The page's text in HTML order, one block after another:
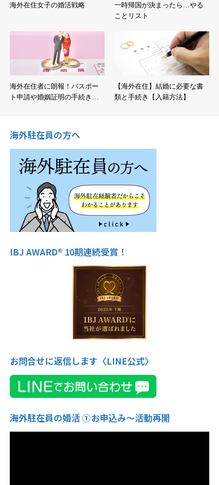
海外在住女子の婚活戦略
一時帰国が決まったら…やる
ことリスト
海外在住者に朗報！パスポー
ト申請や婚姻証明の手続き…
【海外在住】結婚に必要な書
類と手続き【入籍方法】
海外駐在員の方へ
IBJ AWARD® 10期連続受賞！
お問合せに返信します〈LINE公式〉
海外駐在員の婚活 ①お申込み〜活動再開
動